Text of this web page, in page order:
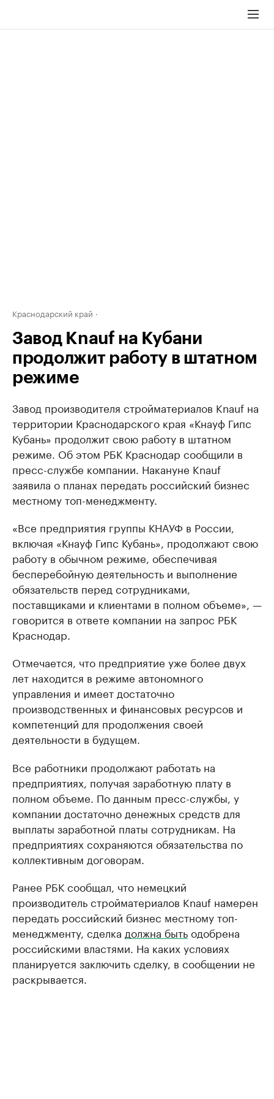
Краснодарский край
Завод Knauf на Кубани
продолжит работу в штатном
режиме
Завод производителя стройматериалов Knauf на
территории Краснодарского края «Кнауф Гипс
Кубань» продолжит свою работу в штатном
режиме. Об этом РБК Краснодар сообщили в
пресс-службе компании. Накануне Knauf
заявила о планах передать российский бизнес
местному топ-менеджменту.
«Все предприятия группы КНАУФ в России,
включая «Кнауф Гипс Кубань», продолжают свою
работу в обычном режиме, обеспечивая
бесперебойную деятельность и выполнение
обязательств перед сотрудниками,
поставщиками и клиентами в полном объеме», —
говорится в ответе компании на запрос РБК
Краснодар.
Отмечается, что предприятие уже более двух
лет находится в режиме автономного
управления и имеет достаточно
производственных и финансовых ресурсов и
компетенций для продолжения своей
деятельности в будущем.
Все работники продолжают работать на
предприятиях, получая заработную плату в
полном объеме. По данным пресс-службы, у
компании достаточно денежных средств для
выплаты заработной платы сотрудникам. На
предприятиях сохраняются обязательства по
коллективным договорам.
Ранее РБК сообщал, что немецкий
производитель стройматериалов Knauf намерен
передать российский бизнес местному топ-
менеджменту, сделка должна бытьодобрена
российскими властями. На каких условиях
планируется заключить сделку, в сообщении не
раскрывается.